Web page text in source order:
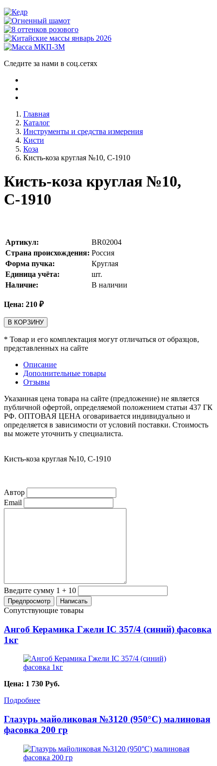
Следите за нами в соц.сетях
Главная
Каталог
Инструменты и средства измерения
Кисти
Коза
Кисть-коза круглая №10, С-1910
Кисть-коза круглая №10,
С-1910
Артикул:
BR02004
Страна происхождения: Россия
Форма пучка:
Круглая
Единица учёта:
шт.
Наличие:
В наличии
Цена: 210 ₽
В КОРЗИНУ
* Товар и его комплектация могут отличаться от образцов,
представленных на сайте
Описание
Дополнительные товары
Отзывы
Указанная цена товара на сайте (предложение) не является
публичной офертой, определяемой положением статьи 437 ГК
РФ. ОПТОВАЯ ЦЕНА оговаривается индивидуально и
определяется в зависимости от условий поставки. Стоимость
вы можете уточнить у специалиста.
Кисть-коза круглая №10, С-1910
Автор
Email
Введите сумму 1 + 10
Сопутствующие товары
Ангоб Керамика Гжели IC 357/4 (синий) фасовка
1кг
Цена: 1 730 Руб.
Подробнее
Глазурь майоликовая №3120 (950°С) малиновая
фасовка 200 гр